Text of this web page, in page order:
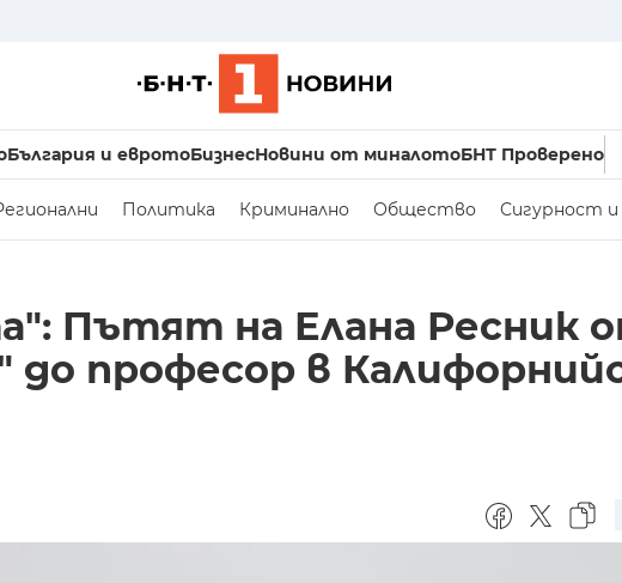
България и евротоБизнесНовини от миналотоБНТ Проверено
Политика Криминално Общество Сигурност и
Пътят на Елана Ресник
професор в